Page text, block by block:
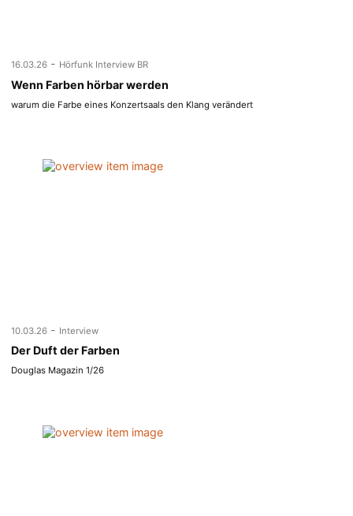
16.03.26 - Hörfunk Interview BR
Wenn Farben hörbar werden
warum die Farbe eines Konzertsaals den Klang verändert
10.03.26 - Interview
Der Duft der Farben
Douglas Magazin 1/26